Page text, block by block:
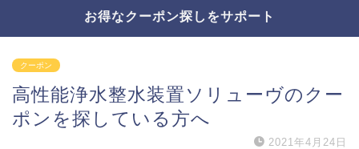
お得なクーポン探しをサポート
クーポン
高性能浄水整水装置ソリューヴのクー
ポンを探している方へ
2021年4月24日